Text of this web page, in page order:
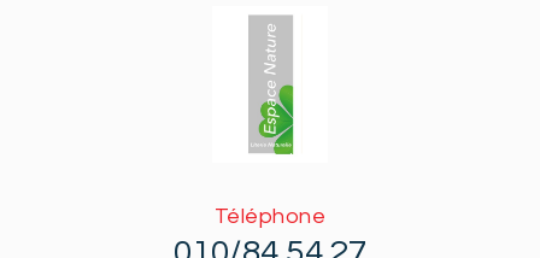
Téléphone